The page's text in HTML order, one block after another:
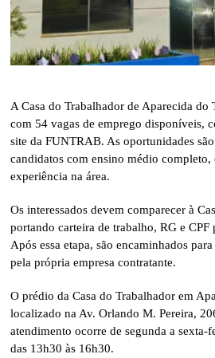
A Casa do Trabalhador de Aparecida do
com 54 vagas de emprego disponíveis,
site da FUNTRAB. As oportunidades
candidatos com ensino médio completo,
experiência na área.
Os interessados devem comparecer à
portando carteira de trabalho, RG e CPF
Após essa etapa, são encaminhados
pela própria empresa contratante.
O prédio da Casa do Trabalhador em
localizado na Av. Orlando M. Pereira,
atendimento ocorre de segunda a sexta-
das 13h30 às 16h30.